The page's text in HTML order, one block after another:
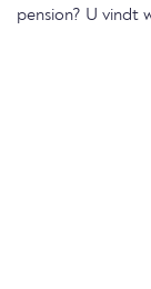
pension? U vindt